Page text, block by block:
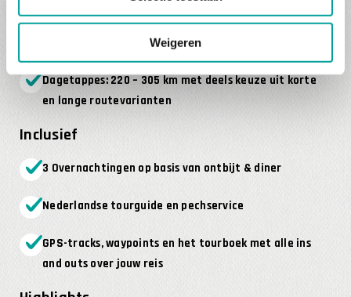
Weigeren
aandacht voor jou: doorgaans 8-12 motoren.
Dagetappes: 220 – 305 km met deels keuze uit korte
en lange routevarianten
Inclusief
3 Overnachtingen op basis van ontbijt & diner
Nederlandse tourguide en pechservice
GPS-tracks, waypoints en het tourboek met alle ins
and outs over jouw reis